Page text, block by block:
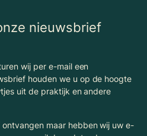
nieuwsbrief
wij per e-mail een
houden we u op de hoogte
uit de praktijk en andere
maar hebben wij uw e-